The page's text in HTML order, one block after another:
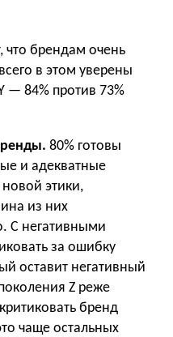
что брендам очень
в этом уверены
— 84% против 73%
80% готовы
и адекватные
этики,
из них
С негативными
за ошибку
оставит негативный
Z реже
бренд
чаще остальных